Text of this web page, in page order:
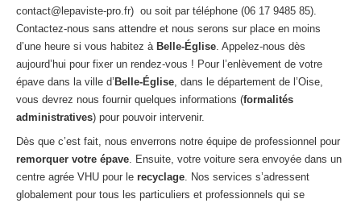
contact@lepaviste-pro.fr) ou soit par téléphone (06 17 9485 85).
Contactez-nous sans attendre et nous serons sur place en moins
d’une heure si vous habitez à Belle-Église. Appelez-nous dès
aujourd’hui pour fixer un rendez-vous ! Pour l’enlèvement de votre
épave dans la ville d’ Belle-Église, dans le département de l’Oise,
vous devrez nous fournir quelques informations (formalités
administratives) pour pouvoir intervenir.
Dès que c’est fait, nous enverrons notre équipe de professionnel pour
remorquer votre épave. Ensuite, votre voiture sera envoyée dans un
centre agrée VHU pour le recyclage. Nos services s’adressent
globalement pour tous les particuliers et professionnels qui se